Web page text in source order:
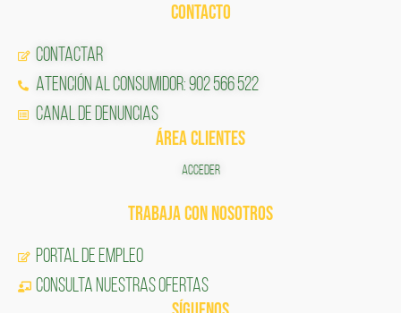
CONTACTO
Contactar
Atención al Consumidor: 902 566 522
Canal de Denuncias
ÁREA CLIENTES
ACCEDER
TRABAJA CON NOSOTROS
Portal de Empleo
CONSULTA NUESTRAS OFERTAS